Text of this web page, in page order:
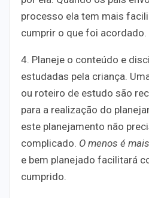
processo ela tem mais
cumprir o que foi acordado.
4. Planeje o conteúdo e
estudadas pela criança.
ou roteiro de estudo são
para a realização do
este planejamento não
complicado. O menos é
e bem planejado facilitará
cumprido.